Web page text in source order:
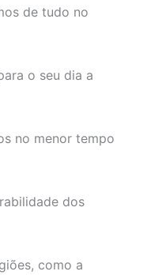
de tudo no
o seu dia a
no menor tempo
dos
como a